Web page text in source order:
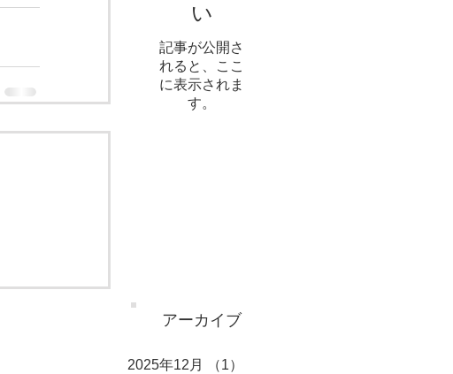
い
記事が公開さ
れると、ここ
に表示されま
す。
アーカイブ
2025年12月 （1）